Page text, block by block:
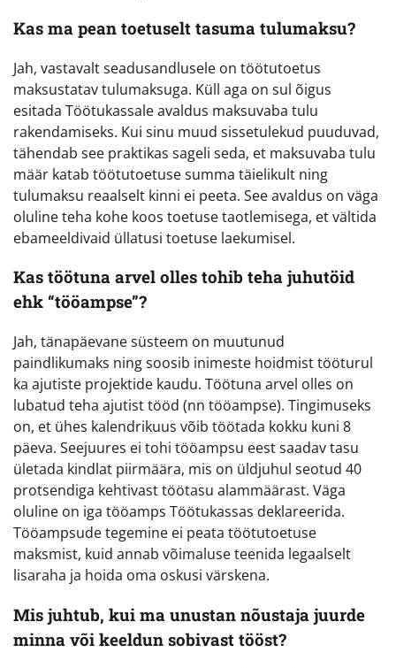
Kas ma pean toetuselt tasuma tulumaksu?
Jah, vastavalt seadusandlusele on töötutoetus
maksustatav tulumaksuga. Küll aga on sul õigus
esitada Töötukassale avaldus maksuvaba tulu
rakendamiseks. Kui sinu muud sissetulekud puuduvad,
tähendab see praktikas sageli seda, et maksuvaba tulu
määr katab töötutoetuse summa täielikult ning
tulumaksu reaalselt kinni ei peeta. See avaldus on väga
oluline teha kohe koos toetuse taotlemisega, et vältida
ebameeldivaid üllatusi toetuse laekumisel.
Kas töötuna arvel olles tohib teha juhutöid
ehk “tööampse”?
Jah, tänapäevane süsteem on muutunud
paindlikumaks ning soosib inimeste hoidmist tööturul
ka ajutiste projektide kaudu. Töötuna arvel olles on
lubatud teha ajutist tööd (nn tööampse). Tingimuseks
on, et ühes kalendrikuus võib töötada kokku kuni 8
päeva. Seejuures ei tohi tööampsu eest saadav tasu
ületada kindlat piirmäära, mis on üldjuhul seotud 40
protsendiga kehtivast töötasu alammäärast. Väga
oluline on iga tööamps Töötukassas deklareerida.
Tööampsude tegemine ei peata töötutoetuse
maksmist, kuid annab võimaluse teenida legaalselt
lisaraha ja hoida oma oskusi värskena.
Mis juhtub, kui ma unustan nõustaja juurde
minna või keeldun sobivast tööst?